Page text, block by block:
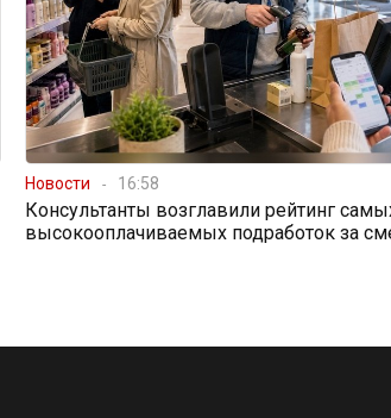
Новости 16:58
Консультанты возглавили рейтинг
высокооплачиваемых подработок за